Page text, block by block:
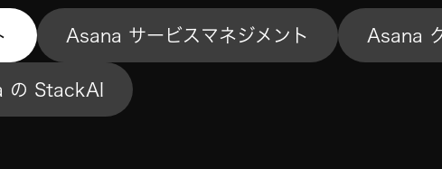
Asana サービスマネジメント Asana
の StackAI